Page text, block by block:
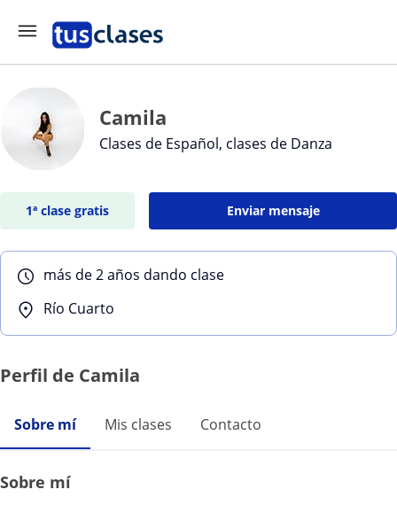
Camila
Clases de Español, clases de Danza
1ª clase gratis Enviar mensaje
más de 2 años dando clase
Río Cuarto
Perfil de Camila
Sobre mí Mis clases Contacto
Sobre mí